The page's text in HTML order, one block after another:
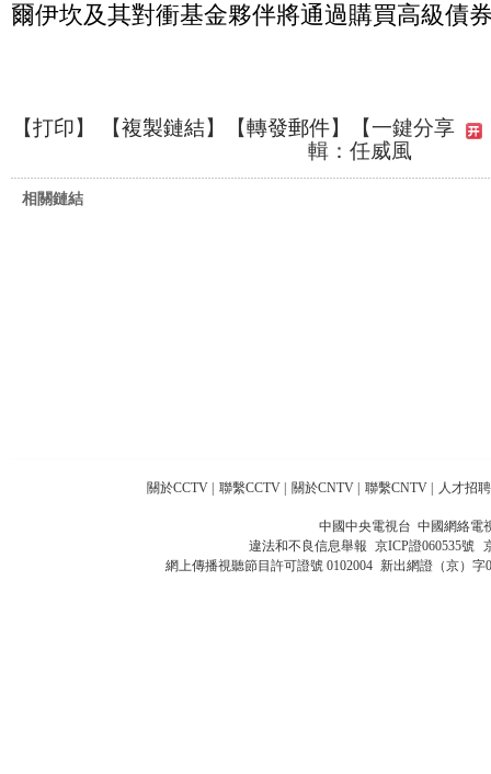
爾伊坎及其對衝基金夥伴將通過購買高級債
【打印】 【複製鏈結】【轉發郵件】
【一鍵分享
輯：任威風
相關鏈結
關於CCTV | 聯繫CCTV | 關於CNTV | 聯繫CNTV | 人才招聘
中國中央電視台 中國網絡電
違法和不良信息舉報 京ICP證060535號
網上傳播視聽節目許可證號 0102004 新出網證（京）